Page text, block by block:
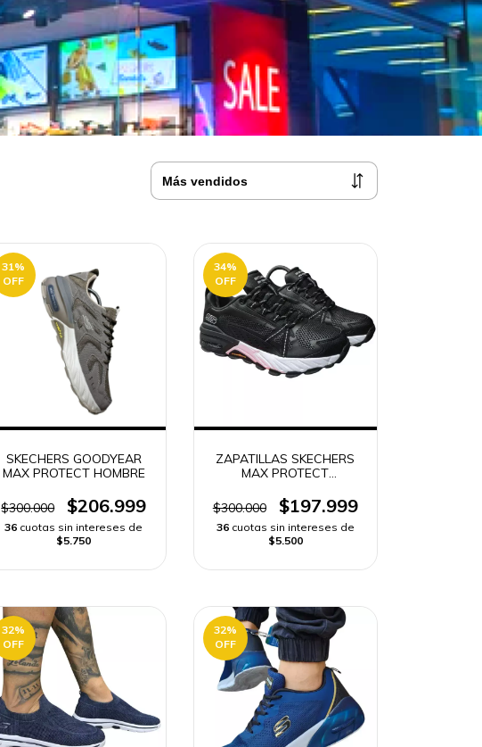
31%
OFF
SKECHERS GOODYEAR
MAX PROTECT HOMBRE
$300.000 $206.999
36 cuotas sin intereses de
$5.750
34%
OFF
ZAPATILLAS SKECHERS
MAX PROTECT
$300.000
$197.999
36 cuotas sin intereses de
$5.500
32%
OFF
32%
OFF